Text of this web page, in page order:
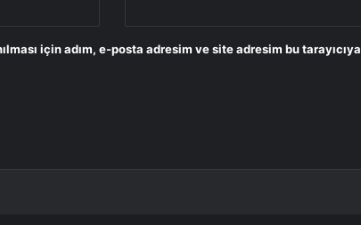
için adım, e-posta adresim ve site adresim bu tarayıcıya